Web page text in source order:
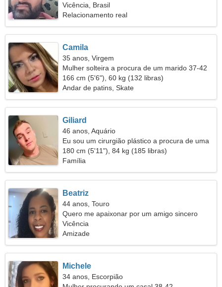
Vicência, Brasil
Relacionamento real
Camila
35 anos, Virgem
Mulher solteira a procura de um marido 37-42
166 cm (5'6"), 60 kg (132 libras)
Andar de patins, Skate
Giliard
46 anos, Aquário
Eu sou um cirurgião plástico a procura de uma
mulher gentil
180 cm (5'11"), 84 kg (185 libras)
Família
Beatriz
44 anos, Touro
Quero me apaixonar por um amigo sincero
Vicência
Amizade
Michele
34 anos, Escorpião